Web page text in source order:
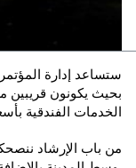
ستساعد إدارة
بحيث يكونون
الخدمات الفندقية
من باب الإرشاد